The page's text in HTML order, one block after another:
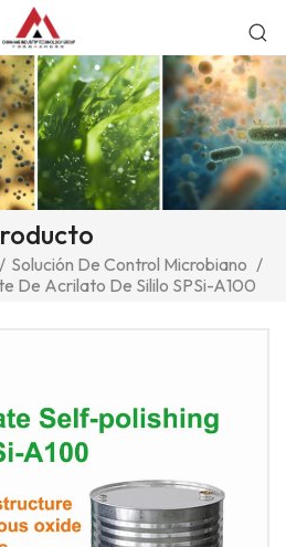
/ Solución De Control Microbiano /
De Acrilato De Sililo SPSi-A100